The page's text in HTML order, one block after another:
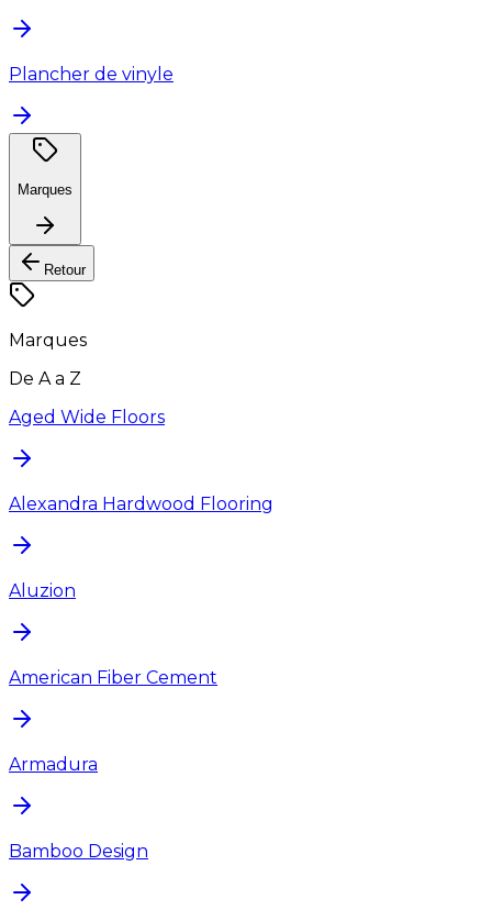
Plancher de vinyle
Marques
Retour
Marques
De A a Z
Aged Wide Floors
Alexandra Hardwood Flooring
Aluzion
American Fiber Cement
Armadura
Bamboo Design